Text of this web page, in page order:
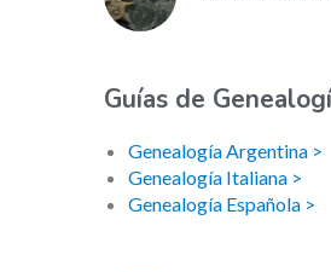
Guías de
Genealogía Argentina >
Genealogía Italiana >
Genealogía Española >